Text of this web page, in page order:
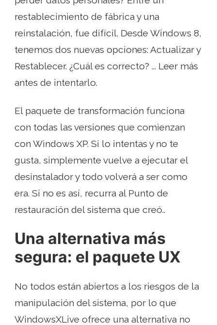
restablecimiento de fábrica y una
reinstalación, fue difícil. Desde Windows 8,
tenemos dos nuevas opciones: Actualizar y
Restablecer. ¿Cuál es correcto? ... Leer más
antes de intentarlo.
El paquete de transformación funciona
con todas las versiones que comienzan
con Windows XP. Si lo intentas y no te
gusta, simplemente vuelve a ejecutar el
desinstalador y todo volverá a ser como
era. Si no es así, recurra al Punto de
restauración del sistema que creó..
Una alternativa más
segura: el paquete UX
No todos están abiertos a los riesgos de la
manipulación del sistema, por lo que
WindowsXLive ofrece una alternativa no